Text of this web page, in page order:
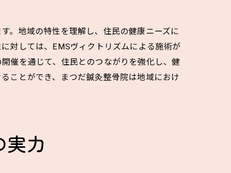
。地域の特性を理解し、住民の健康ニーズに
対しては、EMSヴィクトリズムによる施術が
催を通じて、住民とのつながりを強化し、健
ことができ、まつだ鍼灸整骨院は地域におけ
実力